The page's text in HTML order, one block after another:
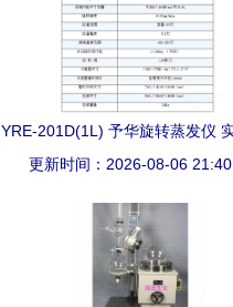
YRE-201D(1L) 予华旋转蒸发仪
缩提纯的可靠伴侣
更新时间：2026-08-06